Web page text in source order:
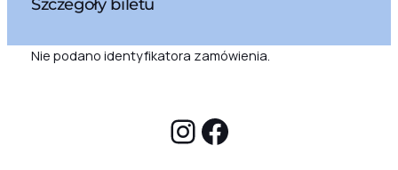
Szczegóły biletu
Nie podano identyfikatora zamówienia.
Instagram
Facebook